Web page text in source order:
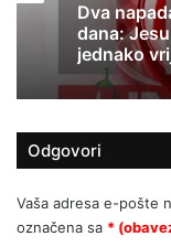
Dva
dana:
jednako
Odgovori
Vaša adresa e-pošte
označena sa *